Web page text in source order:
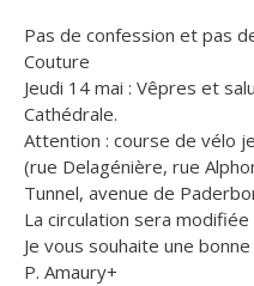
Pas de confession et pas
Couture
Jeudi 14 mai : Vêpres et
Cathédrale.
Attention : course de vélo
(rue Delagénière, rue
Tunnel, avenue de
La circulation sera
Je vous souhaite une
P. Amaury+